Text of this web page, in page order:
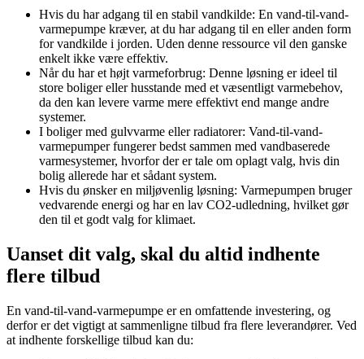
Hvis du har adgang til en stabil vandkilde: En vand-til-vand-
varmepumpe kræver, at du har adgang til en eller anden form
for vandkilde i jorden. Uden denne ressource vil den ganske
enkelt ikke være effektiv.
Når du har et højt varmeforbrug: Denne løsning er ideel til
store boliger eller husstande med et væsentligt varmebehov,
da den kan levere varme mere effektivt end mange andre
systemer.
I boliger med gulvvarme eller radiatorer: Vand-til-vand-
varmepumper fungerer bedst sammen med vandbaserede
varmesystemer, hvorfor der er tale om oplagt valg, hvis din
bolig allerede har et sådant system.
Hvis du ønsker en miljøvenlig løsning: Varmepumpen bruger
vedvarende energi og har en lav CO2-udledning, hvilket gør
den til et godt valg for klimaet.
Uanset dit valg, skal du altid indhente
flere tilbud
En vand-til-vand-varmepumpe er en omfattende investering, og
derfor er det vigtigt at sammenligne tilbud fra flere leverandører. Ved
at indhente forskellige tilbud kan du: